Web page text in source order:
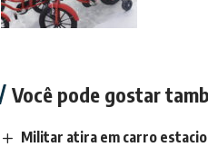
Você pode gostar
Militar atira em carro